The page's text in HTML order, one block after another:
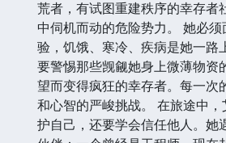
荒者，有试图重建秩序的幸存者
中伺机而动的危险势力。 她必
验，饥饿、寒冷、疾病是她一路
要警惕那些觊觎她身上微薄物资
望而变得疯狂的幸存者。每一次
和心智的严峻挑战。 在旅途中
护自己，还要学会信任他人。她